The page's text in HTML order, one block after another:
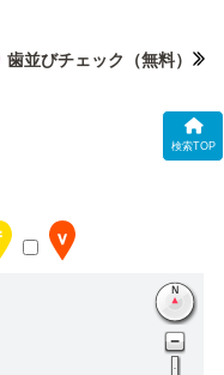
検索TOP
歯並びチェック （無料）